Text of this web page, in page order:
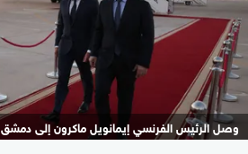
وصل الرئيس الفرنسي إيمانويل ماكرون إلى دمشق